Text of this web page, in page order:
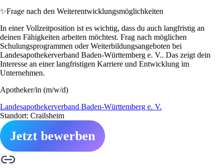
✨Frage nach den Weiterentwicklungsmöglichkeiten
In einer Vollzeitposition ist es wichtig, dass du auch langfristig an
deinen Fähigkeiten arbeiten möchtest. Frag nach möglichen
Schulungsprogrammen oder Weiterbildungsangeboten bei
Landesapothekerverband Baden-Württemberg e. V.. Das zeigt dein
Interesse an einer langfristigen Karriere und Entwicklung im
Unternehmen.
Apotheker/in (m/w/d)
Landesapothekerverband Baden-Württemberg e. V.
Standort: Crailsheim
Jetzt bewerben